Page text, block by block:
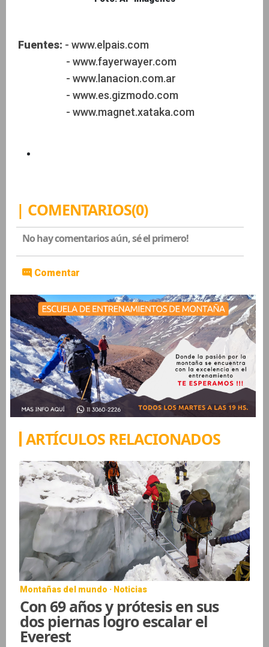
Fuentes: - www.elpais.com
- www.fayerwayer.com
- www.lanacion.com.ar
- www.es.gizmodo.com
- www.magnet.xataka.com
| COMENTARIOS(0)
No hay comentarios aún, sé el primero!
Comentar
ARTÍCULOS RELACIONADOS
Montañas del mundo · Noticias
Con 69 años y prótesis en sus
dos piernas logro escalar el
Everest